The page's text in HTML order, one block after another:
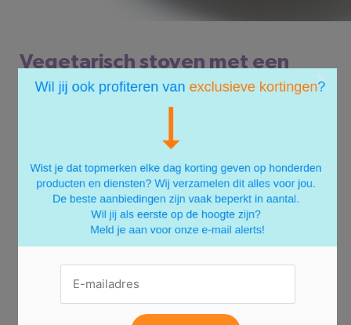
Vegetarisch stoven met een
Marokkaanse twist
slag met een stoofpot. Een kleurrijk gerecht met
grote diversiteit aan smaken: dat is deze
Marokkaanse groenten-stoofpot. Bak een ui samen
met een halve pompoen, een aubergine en een
groene paprika in drie eetlepels olijfolie. Voor een
unieke smaak voeg je hier een paar eetlepels
Marokkaanse kruiden aan toe (zoals Ras el Hanout of
Marokkaanse stoofgroenten kruiden van Euroma). Na
een paar minuten bakken voeg je een blik
×